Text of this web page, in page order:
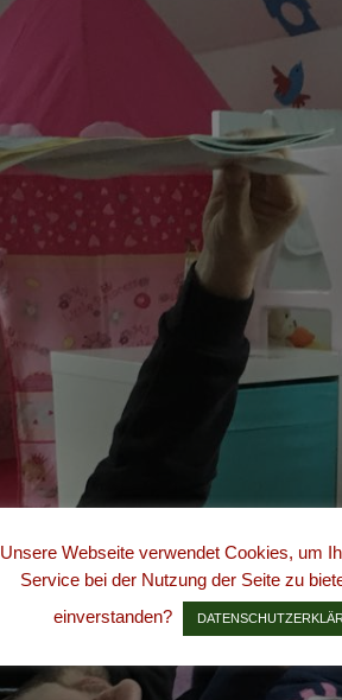
Unsere Webseite verwendet Cookies, um
Service bei der Nutzung der Seite zu
einverstanden?